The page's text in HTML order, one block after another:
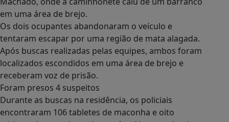
em uma área de brejo.
Os dois ocupantes abandonaram o veículo e
tentaram escapar por uma região de mata alagada.
Após buscas realizadas pelas equipes, ambos foram
localizados escondidos em uma área de brejo e
receberam voz de prisão.
Foram presos 4 suspeitos
Durante as buscas na residência, os policiais
encontraram 106 tabletes de maconha e oito